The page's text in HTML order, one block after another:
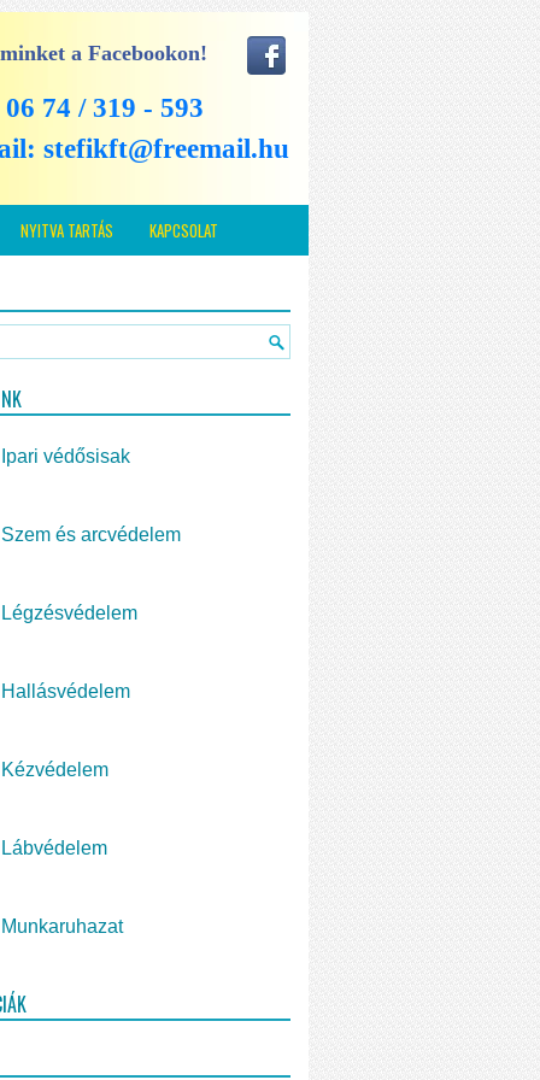
a Facebookon!
74 / 319 - 593
stefikft@freemail.hu
NYITVA TARTÁS KAPCSOLAT
Ipari védősisak
Szem és arcvédelem
Légzésvédelem
Hallásvédelem
Kézvédelem
Lábvédelem
Munkaruhazat